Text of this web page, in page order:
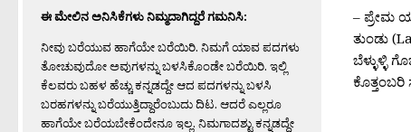
– ಪ್ರೇಮ
ತುಂಡು
ಬೆಳ್ಳುಳ್ಳಿ
ಕೊತ್ತಂಬರಿ
ಈ ಮೇಲಿನ ಅನಿಸಿಕೆಗಳು ನಿಮ್ಮದಾಗಿದ್ದರೆ ಗಮನಿಸಿ:
ನೀವು ಬರೆಯುವ ಹಾಗೆಯೇ ಬರೆಯಿರಿ. ನಿಮಗೆ ಯಾವ ಪದಗಳು
ತೋಚುವುದೋ ಅವುಗಳನ್ನು ಬಳಸಿಕೊಂಡೇ ಬರೆಯಿರಿ. ಇಲ್ಲಿ
ಕೆಲವರು ಬಹಳ ಹೆಚ್ಚು ಕನ್ನಡದ್ದೇ ಆದ ಪದಗಳನ್ನು ಬಳಸಿ
ಬರಹಗಳನ್ನು ಬರೆಯುತ್ತಿದ್ದಾರೆಂಬುದು ದಿಟ. ಆದರೆ ಎಲ್ಲರೂ
ಹಾಗೆಯೇ ಬರೆಯಬೇಕೆಂದೇನೂ ಇಲ್ಲ. ನಿಮಗಾದಶ್ಟು ಕನ್ನಡದ್ದೇ